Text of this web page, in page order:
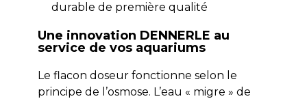
durable de première qualité
Une innovation DENNERLE au
service de vos aquariums
Le flacon doseur fonctionne selon le
principe de l’osmose. L’eau « migre » de